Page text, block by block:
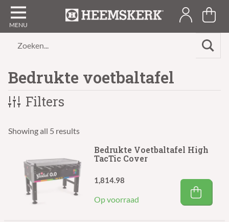
Zoeken...
Bedrukte voetbaltafel
Filters
Showing all 5 results
Bedrukte Voetbaltafel High
TacTic Cover
Op voorraad
1,814.98